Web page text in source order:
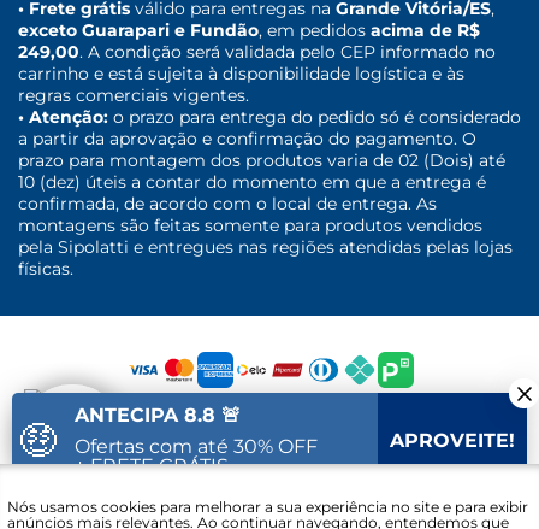
• Frete grátis válido para entregas na Grande Vitória/ES,
exceto Guarapari e Fundão, em pedidos acima de R$
249,00. A condição será validada pelo CEP informado no
carrinho e está sujeita à disponibilidade logística e às
regras comerciais vigentes.
• Atenção: o prazo para entrega do pedido só é considerado
a partir da aprovação e confirmação do pagamento. O
prazo para montagem dos produtos varia de 02 (Dois) até
10 (dez) úteis a contar do momento em que a entrega é
confirmada, de acordo com o local de entrega. As
montagens são feitas somente para produtos vendidos
pela Sipolatti e entregues nas regiões atendidas pelas lojas
físicas.
Nós usamos cookies para melhorar a sua experiência no site e para exibir
anúncios mais relevantes. Ao continuar navegando, entendemos que
Fale com um
especialista
🤑
ANTECIPA 8.8 🚨
Ofertas com até 30% OFF
+ FRETE GRÁTIS
APROVEITE!
Vai acabar em: 25 39 21